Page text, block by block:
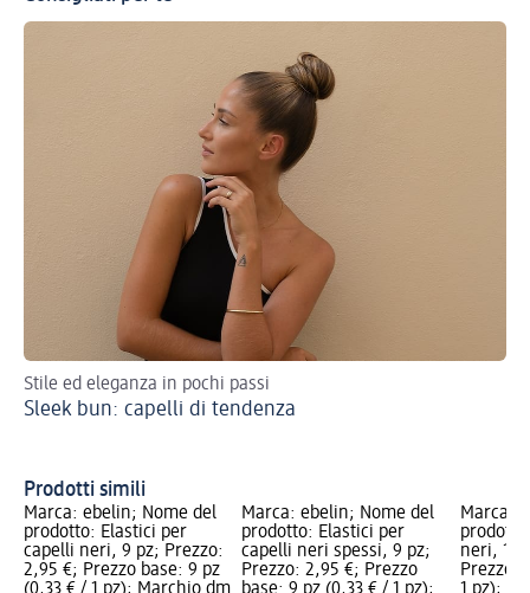
Stile ed eleganza in pochi passi
Sleek bun: capelli di tendenza
Prodotti simili
Marca: ebelin; Nome del
prodotto: Elastici per
capelli neri, 9 pz; Prezzo:
2,95 €; Prezzo base: 9 pz
(0,33 € / 1 pz); Marchio dm
Marca: ebelin; Nome del
prodotto: Elastici per
capelli neri spessi, 9 pz;
Prezzo: 2,95 €; Prezzo
base: 9 pz (0,33 € / 1 pz);
Marca:
neri, 12
Prezzo
1 pz);